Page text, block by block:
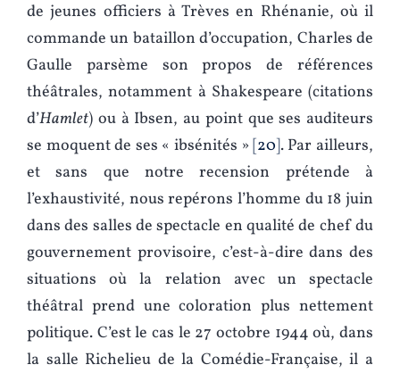
de jeunes officiers à Trèves en Rhénanie, où il
commande un bataillon d’occupation, Charles de
Gaulle parsème son propos de références
théâtrales, notamment à Shakespeare (citations
d’Hamlet) ou à Ibsen, au point que ses auditeurs
se moquent de ses « ibsénités » 20 . Par ailleurs,
et sans que notre recension prétende à
l’exhaustivité, nous repérons l’homme du 18 juin
dans des salles de spectacle en qualité de chef du
gouvernement provisoire, c’est-à-dire dans des
situations où la relation avec un spectacle
théâtral prend une coloration plus nettement
politique. C’est le cas le 27 octobre 1944 où, dans
la salle Richelieu de la Comédie-Française, il a